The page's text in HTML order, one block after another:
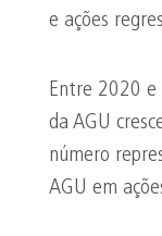
e ações
Entre 2020 e
da AGU
número
AGU em